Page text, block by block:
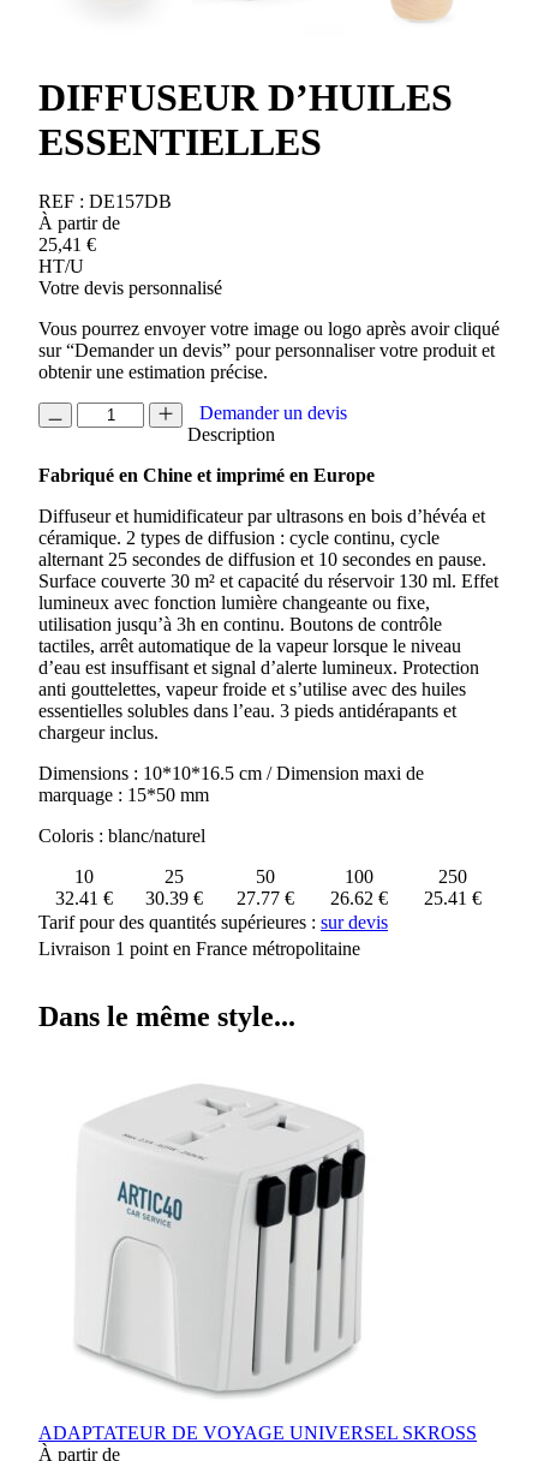
DIFFUSEUR D’HUILES
ESSENTIELLES
REF : DE157DB
À partir de
25,41 €
HT/U
Votre devis personnalisé
Vous pourrez envoyer votre image ou logo après avoir cliqué
sur “Demander un devis” pour personnaliser votre produit et
obtenir une estimation précise.
quantité
de
D'HUILES
Demander un devis
Description
Fabriqué en Chine et imprimé en Europe
Diffuseur et humidificateur par ultrasons en bois d’hévéa et
céramique. 2 types de diffusion : cycle continu, cycle
alternant 25 secondes de diffusion et 10 secondes en pause.
Surface couverte 30 m² et capacité du réservoir 130 ml. Effet
lumineux avec fonction lumière changeante ou fixe,
utilisation jusqu’à 3h en continu. Boutons de contrôle
tactiles, arrêt automatique de la vapeur lorsque le niveau
d’eau est insuffisant et signal d’alerte lumineux. Protection
anti gouttelettes, vapeur froide et s’utilise avec des huiles
essentielles solubles dans l’eau. 3 pieds antidérapants et
chargeur inclus.
Dimensions : 10*10*16.5 cm / Dimension maxi de
marquage : 15*50 mm
Coloris : blanc/naturel
10
25 50 100
250
32.41 €
30.39 € 27.77 € 26.62 €
25.41 €
Tarif pour des quantités supérieures : sur devis
Livraison 1 point en France métropolitaine
Dans le même style...
ADAPTATEUR DE VOYAGE UNIVERSEL SKROSS
À partir de